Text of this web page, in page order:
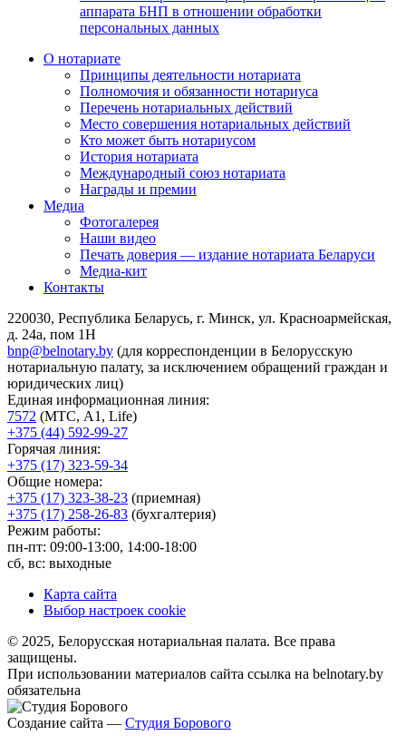
аппарата БНП в отношении обработки
персональных данных
О нотариате
Принципы деятельности нотариата
Полномочия и обязанности нотариуса
Перечень нотариальных действий
Место совершения нотариальных действий
Кто может быть нотариусом
История нотариата
Международный союз нотариата
Награды и премии
Медиа
Фотогалерея
Наши видео
Печать доверия — издание нотариата Беларуси
Медиа-кит
Контакты
220030, Республика Беларусь, г. Минск, ул. Красноармейская,
д. 24а, пом 1Н
bnp@belnotary.by (для корреспонденции в Белорусскую
нотариальную палату, за исключением обращений граждан и
юридических лиц)
Единая информационная линия:
7572 (МТС, A1, Life)
+375 (44) 592-99-27
Горячая линия:
+375 (17) 323-59-34
Общие номера:
+375 (17) 323-38-23 (приемная)
+375 (17) 258-26-83 (бухгалтерия)
Режим работы:
пн-пт: 09:00-13:00, 14:00-18:00
сб, вс: выходные
Карта сайта
Выбор настроек cookie
© 2025, Белорусская нотариальная палата. Все права
защищены.
При использовании материалов сайта ссылка на belnotary.by
обязательна
Создание сайта — Студия Борового